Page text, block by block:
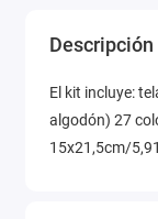
Descripción
El kit incluye:
algodón) 27
15x21,5cm/